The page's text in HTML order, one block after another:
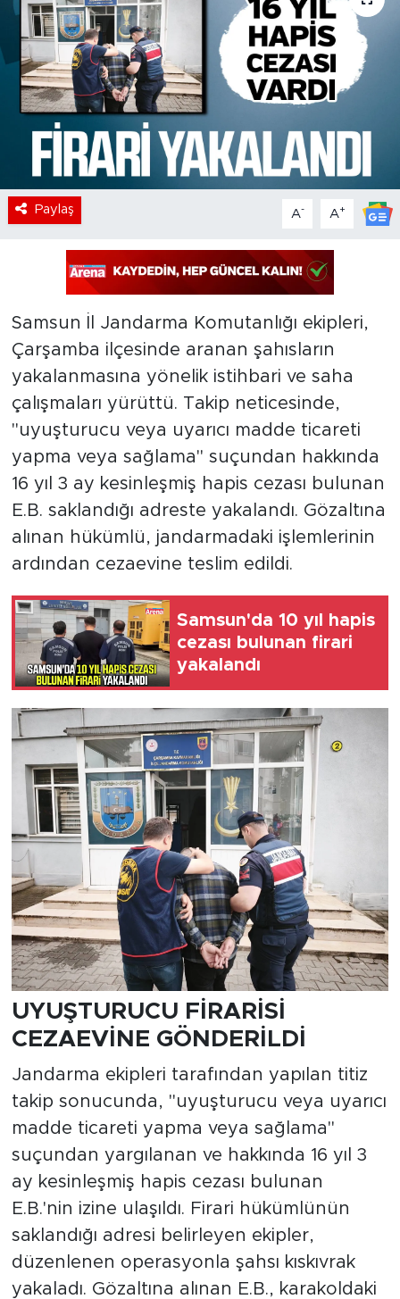
Paylaş A- A+
Samsun İl Jandarma Komutanlığı ekipleri,
Çarşamba ilçesinde aranan şahısların
yakalanmasına yönelik istihbari ve saha
çalışmaları yürüttü. Takip neticesinde,
"uyuşturucu veya uyarıcı madde ticareti
yapma veya sağlama" suçundan hakkında
16 yıl 3 ay kesinleşmiş hapis cezası bulunan
E.B. saklandığı adreste yakalandı. Gözaltına
alınan hükümlü, jandarmadaki işlemlerinin
ardından cezaevine teslim edildi.
Samsun'da 10 yıl hapis
cezası bulunan firari
yakalandı
UYUŞTURUCU FİRARİSİ
CEZAEVİNE GÖNDERİLDİ
Jandarma ekipleri tarafından yapılan titiz
takip sonucunda, "uyuşturucu veya uyarıcı
madde ticareti yapma veya sağlama"
suçundan yargılanan ve hakkında 16 yıl 3
ay kesinleşmiş hapis cezası bulunan
E.B.'nin izine ulaşıldı. Firari hükümlünün
saklandığı adresi belirleyen ekipler,
düzenlenen operasyonla şahsı kıskıvrak
yakaladı. Gözaltına alınan E.B., karakoldaki